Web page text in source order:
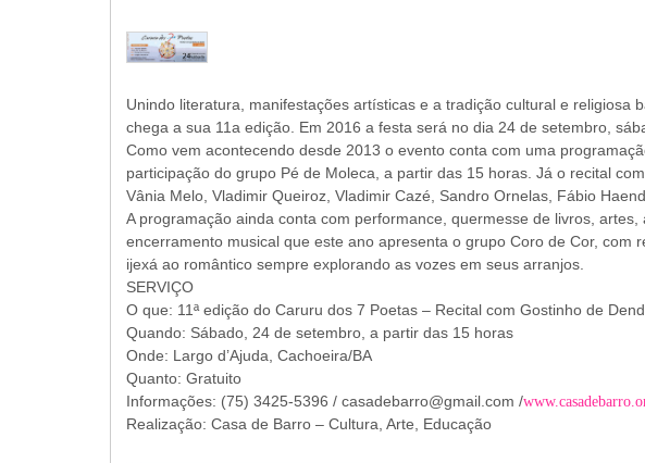
Unindo literatura, manifestações artísticas e a tradição cultural e religiosa
chega a sua 11a edição. Em 2016 a festa será no dia 24 de setembro,
Como vem acontecendo desde 2013 o evento conta com uma
participação do grupo Pé de Moleca, a partir das 15 horas. Já o recital
Vânia Melo, Vladimir Queiroz, Vladimir Cazé, Sandro Ornelas, Fábio
A programação ainda conta com performance, quermesse de livros,
encerramento musical que este ano apresenta o grupo Coro de Cor, com
ijexá ao romântico sempre explorando as vozes em seus arranjos.
SERVIÇO
O que: 11ª edição do Caruru dos 7 Poetas – Recital com Gostinho de
Quando: Sábado, 24 de setembro, a partir das 15 horas
Onde: Largo d’Ajuda, Cachoeira/BA
Quanto: Gratuito
Informações: (75) 3425-5396 / casadebarro@gmail.com /
Realização: Casa de Barro – Cultura, Arte, Educação